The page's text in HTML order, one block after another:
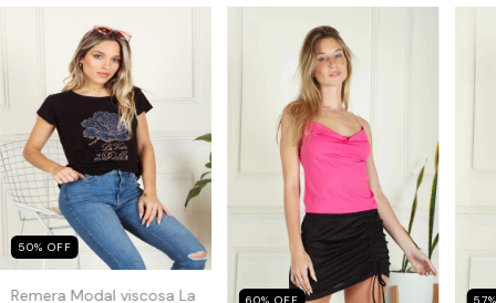
50% OFF
Remera Modal viscosa La
60% OFF 57